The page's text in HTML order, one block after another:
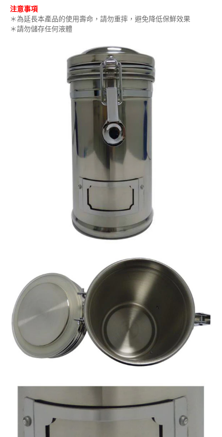
注意事項
＊為延長本產品的使用壽命，請勿重摔，避免降低保鮮效果
＊請勿儲存任何液體